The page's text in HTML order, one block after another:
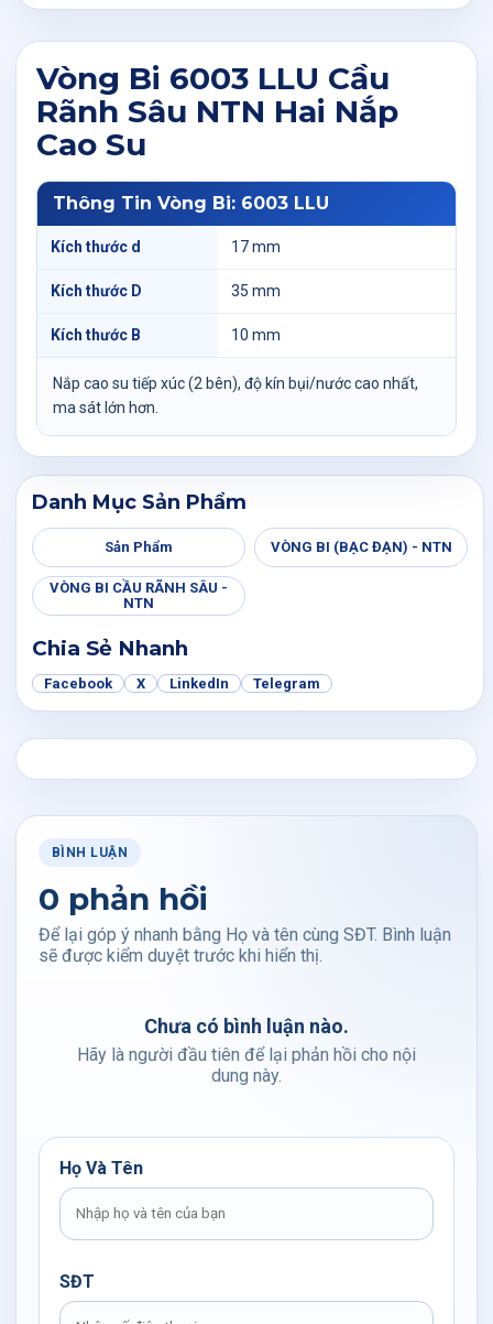
Vòng Bi 6003 LLU Cầu
Rãnh Sâu NTN Hai Nắp
Cao Su
Thông Tin Vòng Bi: 6003 LLU
Kích thước d 17 mm
Kích thước D 35 mm
Kích thước B 10 mm
Nắp cao su tiếp xúc (2 bên), độ kín bụi/nước cao nhất,
ma sát lớn hơn.
Danh Mục Sản Phẩm
Sản Phẩm VÒNG BI (BẠC ĐẠN) - NTN
VÒNG BI CẦU RÃNH SÂU -
NTN
Chia Sẻ Nhanh
Facebook X LinkedIn Telegram
BÌNH LUẬN
0 phản hồi
Để lại góp ý nhanh bằng Họ và tên cùng SĐT. Bình luận
sẽ được kiểm duyệt trước khi hiển thị.
Chưa có bình luận nào.
Hãy là người đầu tiên để lại phản hồi cho nội
dung này.
Họ Và Tên
SĐT